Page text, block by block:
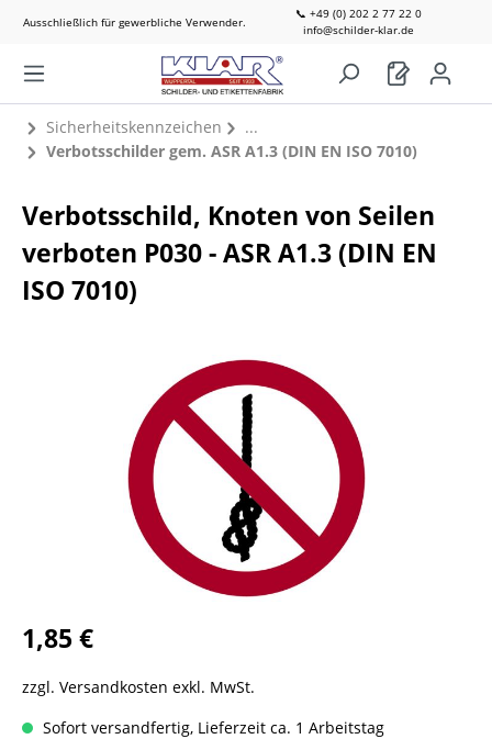
Ausschließlich für gewerbliche Verwender.
📞 +49 (0) 202 2 77 22 0
info@schilder-klar.de
Sicherheitskennzeichen
Verbotsschilder gem. ASR A1.3 (DIN EN ISO 7010)
Verbotsschild, Knoten von Seilen
verboten P030 - ASR A1.3 (DIN EN
ISO 7010)
1,85 €
zzgl. Versandkosten exkl. MwSt.
Sofort versandfertig, Lieferzeit ca. 1 Arbeitstag